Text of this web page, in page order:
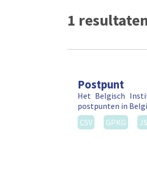
1
Postpunt
Het Belgisch
postpunten in
CSV
GPKG